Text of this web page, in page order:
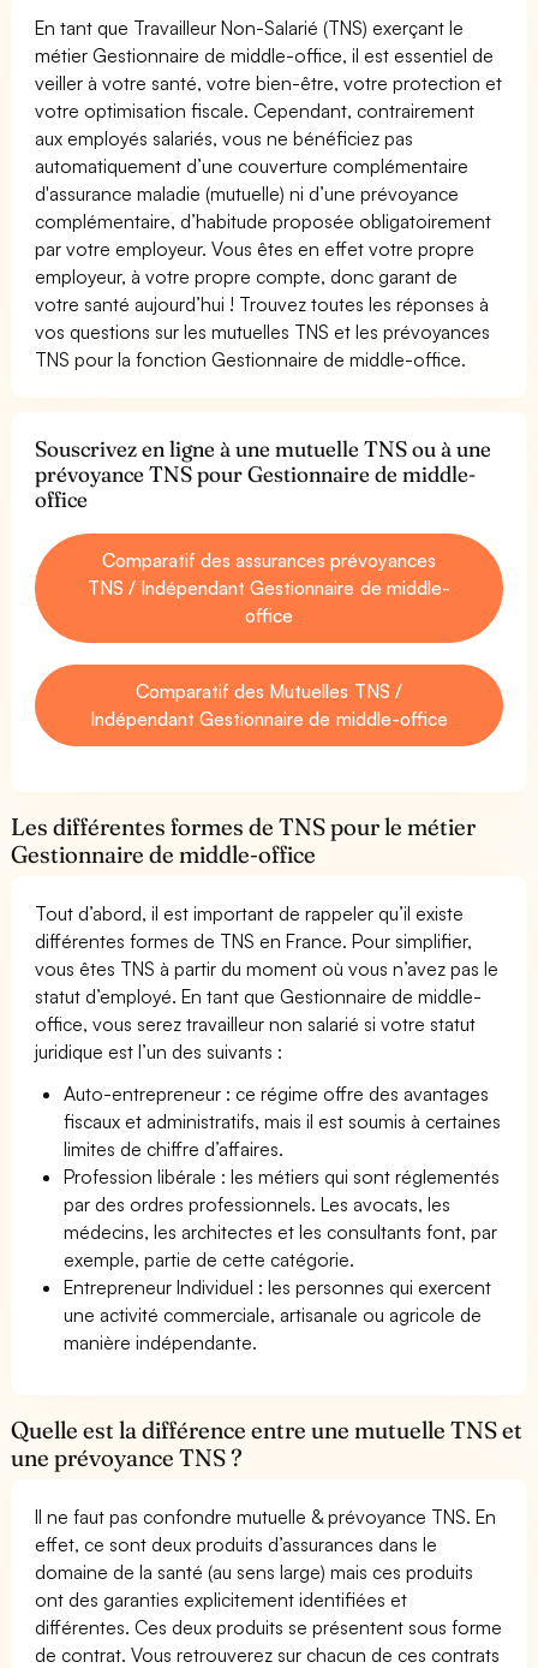
En tant que Travailleur Non-Salarié (TNS) exerçant le
métier Gestionnaire de middle-office, il est essentiel de
veiller à votre santé, votre bien-être, votre protection et
votre optimisation fiscale. Cependant, contrairement
aux employés salariés, vous ne bénéficiez pas
automatiquement d’une couverture complémentaire
d'assurance maladie (mutuelle) ni d’une prévoyance
complémentaire, d’habitude proposée obligatoirement
par votre employeur. Vous êtes en effet votre propre
employeur, à votre propre compte, donc garant de
votre santé aujourd’hui ! Trouvez toutes les réponses à
vos questions sur les mutuelles TNS et les prévoyances
TNS pour la fonction Gestionnaire de middle-office.
Souscrivez en ligne à une mutuelle TNS ou à une
prévoyance TNS pour Gestionnaire de middle-
office
Comparatif des assurances prévoyances
TNS / Indépendant Gestionnaire de middle-
office
Comparatif des Mutuelles TNS /
Indépendant Gestionnaire de middle-office
Les différentes formes de TNS pour le métier
Gestionnaire de middle-office
Tout d’abord, il est important de rappeler qu’il existe
différentes formes de TNS en France. Pour simplifier,
vous êtes TNS à partir du moment où vous n’avez pas le
statut d’employé. En tant que Gestionnaire de middle-
office, vous serez travailleur non salarié si votre statut
juridique est l’un des suivants :
Auto-entrepreneur : ce régime offre des avantages
fiscaux et administratifs, mais il est soumis à certaines
limites de chiffre d’affaires.
Profession libérale : les métiers qui sont réglementés
par des ordres professionnels. Les avocats, les
médecins, les architectes et les consultants font, par
exemple, partie de cette catégorie.
Entrepreneur Individuel : les personnes qui exercent
une activité commerciale, artisanale ou agricole de
manière indépendante.
Quelle est la différence entre une mutuelle TNS et
une prévoyance TNS ?
Il ne faut pas confondre mutuelle & prévoyance TNS. En
effet, ce sont deux produits d’assurances dans le
domaine de la santé (au sens large) mais ces produits
ont des garanties explicitement identifiées et
différentes. Ces deux produits se présentent sous forme
de contrat. Vous retrouverez sur chacun de ces contrats